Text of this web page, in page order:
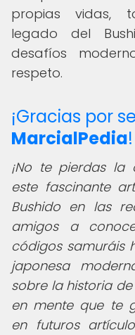
propias vidas,
legado del
desafíos
respeto.
¡Gracias por
MarcialPedia!
¡No te pierdas la
este fascinante
Bushido en las
amigos a
códigos samuráis
japonesa
sobre la historia
en mente que te
en futuros